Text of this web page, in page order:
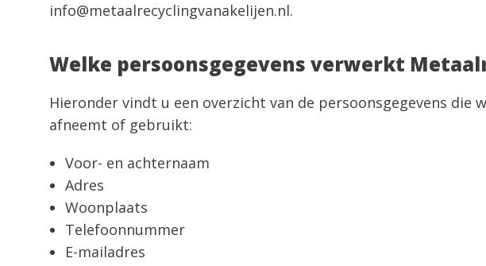
info@metaalrecyclingvanakelijen.nl.
Welke persoonsgegevens verwerkt
Hieronder vindt u een overzicht van de persoonsgegevens
afneemt of gebruikt:
Voor- en achternaam
Adres
Woonplaats
Telefoonnummer
E-mailadres